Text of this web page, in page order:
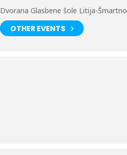
Dvorana Glasbene šole Litija-Šmartno
OTHER EVENTS